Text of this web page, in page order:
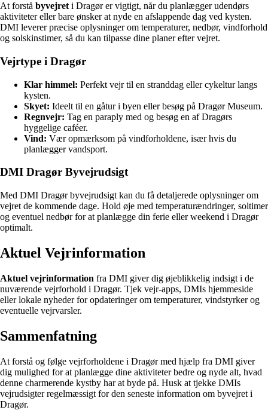
At forstå byvejret i Dragør er vigtigt, når du planlægger udendørs
aktiviteter eller bare ønsker at nyde en afslappende dag ved kysten.
DMI leverer præcise oplysninger om temperaturer, nedbør, vindforhold
og solskinstimer, så du kan tilpasse dine planer efter vejret.
Vejrtype i Dragør
Klar himmel: Perfekt vejr til en stranddag eller cykeltur langs
kysten.
Skyet: Ideelt til en gåtur i byen eller besøg på Dragør Museum.
Regnvejr: Tag en paraply med og besøg en af Dragørs
hyggelige caféer.
Vind: Vær opmærksom på vindforholdene, især hvis du
planlægger vandsport.
DMI Dragør Byvejrudsigt
Med DMI Dragør byvejrudsigt kan du få detaljerede oplysninger om
vejret de kommende dage. Hold øje med temperaturændringer, soltimer
og eventuel nedbør for at planlægge din ferie eller weekend i Dragør
optimalt.
Aktuel Vejrinformation
Aktuel vejrinformation fra DMI giver dig øjeblikkelig indsigt i de
nuværende vejrforhold i Dragør. Tjek vejr-apps, DMIs hjemmeside
eller lokale nyheder for opdateringer om temperaturer, vindstyrker og
eventuelle vejrvarsler.
Sammenfatning
At forstå og følge vejrforholdene i Dragør med hjælp fra DMI giver
dig mulighed for at planlægge dine aktiviteter bedre og nyde alt, hvad
denne charmerende kystby har at byde på. Husk at tjekke DMIs
vejrudsigter regelmæssigt for den seneste information om byvejret i
Dragør.